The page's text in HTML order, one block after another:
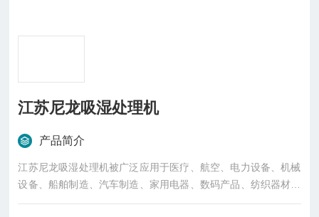
江苏尼龙吸湿处理机
产品简介
江苏尼龙吸湿处理机被广泛应用于医疗、航空、电力设备、机械
设备、船舶制造、汽车制造、家用电器、数码产品、纺织器材、
生活用品、建筑器材、玩具等领域，得到广泛应用。